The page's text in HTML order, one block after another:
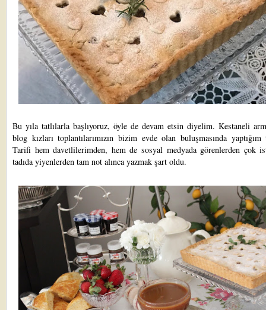
Bu yıla tatlılarla başlıyoruz, öyle de devam etsin diyelim. Kestaneli
blog kızları toplantılarımızın bizim evde olan buluşmasında
Tarifi hem davetlilerimden, hem de sosyal medyada görenlerden çok
tadıda yiyenlerden tam not alınca yazmak şart oldu.